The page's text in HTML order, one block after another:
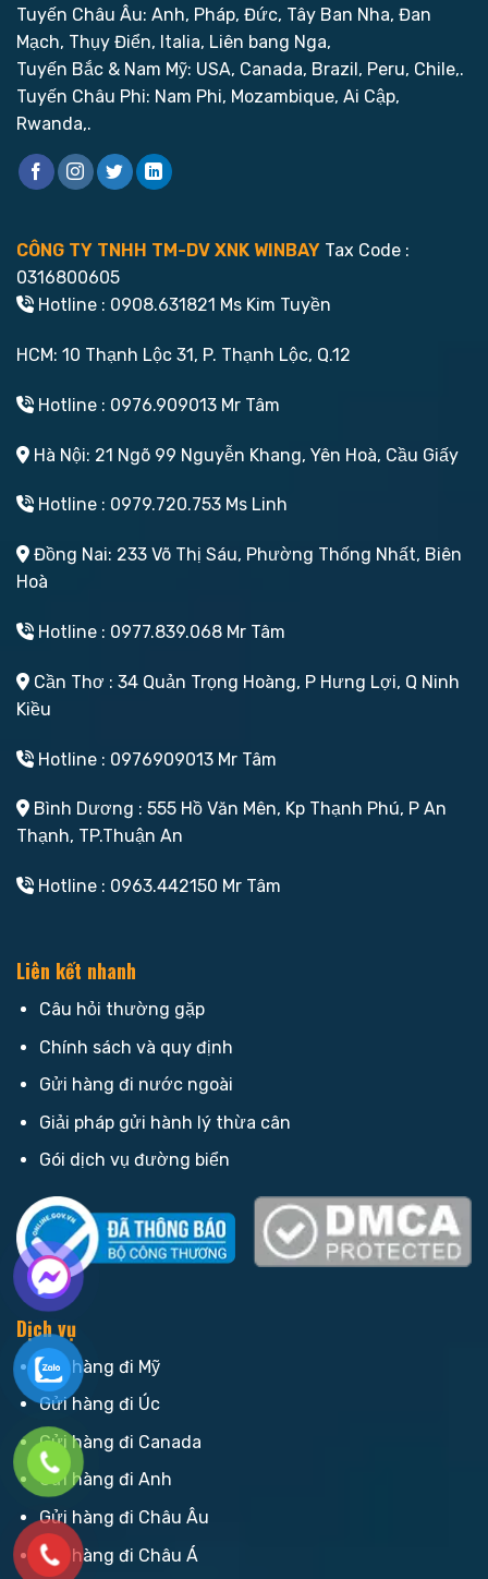
Tuyến Châu Âu: Anh, Pháp, Đức, Tây Ban Nha, Đan
Mạch, Thụy Điển, Italia, Liên bang Nga,
Tuyến Bắc & Nam Mỹ: USA, Canada, Brazil, Peru, Chile,.
Tuyến Châu Phi: Nam Phi, Mozambique, Ai Cập,
Rwanda,.
CÔNG TY TNHH TM-DV XNK WINBAY Tax Code :
0316800605
Hotline : 0908.631821 Ms Kim Tuyền
HCM: 10 Thạnh Lộc 31, P. Thạnh Lộc, Q.12
Hotline : 0976.909013 Mr Tâm
Hà Nội: 21 Ngõ 99 Nguyễn Khang, Yên Hoà, Cầu Giấy
Hotline : 0979.720.753 Ms Linh
Đồng Nai: 233 Võ Thị Sáu, Phường Thống Nhất, Biên
Hoà
Hotline : 0977.839.068 Mr Tâm
Cần Thơ : 34 Quản Trọng Hoàng, P Hưng Lợi, Q Ninh
Kiều
Hotline : 0976909013 Mr Tâm
Bình Dương : 555 Hồ Văn Mên, Kp Thạnh Phú, P An
Thạnh, TP.Thuận An
Hotline : 0963.442150 Mr Tâm
Liên kết nhanh
Câu hỏi thường gặp
Chính sách và quy định
Gửi hàng đi nước ngoài
Giải pháp gửi hành lý thừa cân
Gói dịch vụ đường biển
Dịch vụ
Gửi hàng đi Mỹ
Gửi hàng đi Úc
Gửi hàng đi Canada
Gửi hàng đi Anh
Gửi hàng đi Châu Âu
Gửi hàng đi Châu Á